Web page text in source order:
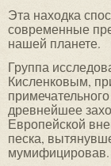
Эта находка
современные
нашей планете.
Группа
Кисленковым,
древнейшее
Европейской
песка,
мумифицировав.